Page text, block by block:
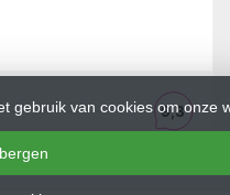
gebruik van cookies om onze